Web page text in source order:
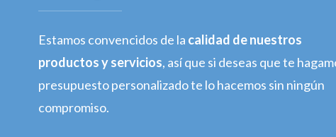
Estamos convencidos de la calidad de nuestros
productos y servicios, así que si deseas que te
presupuesto personalizado te lo hacemos sin ningún
compromiso.